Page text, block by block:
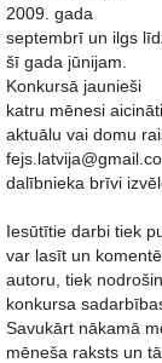
2009. gada
septembrī un ilgs
šī gada jūnijam.
Konkursā jaunieši
katru mēnesi
aktuālu vai domu
dalībnieka brīvi
Iesūtītie darbi tiek
var lasīt un
autoru, tiek
konkursa
Savukārt nākamā
mēneša raksts un